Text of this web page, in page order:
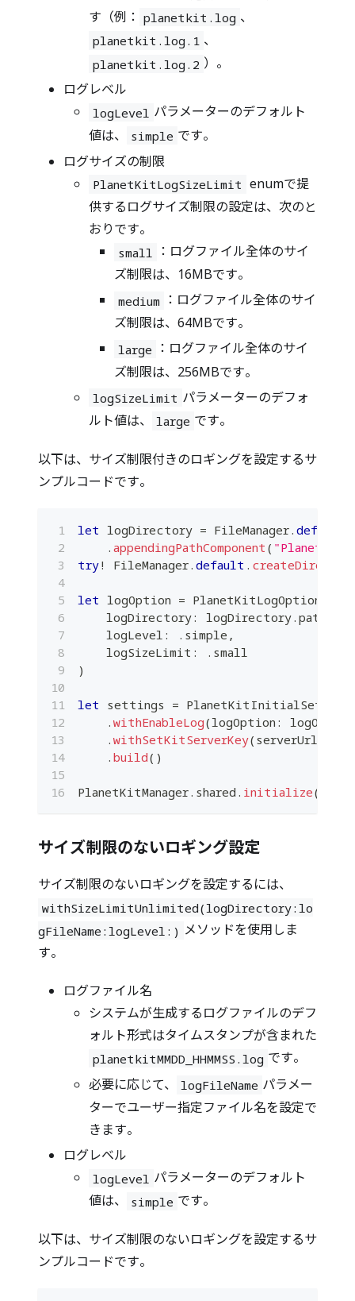
す（例： planetkit.log 、
planetkit.log.1 、
planetkit.log.2 ）。
ログレベル
logLevel パラメーターのデフォルト
値は、
simple です。
ログサイズの制限
PlanetKitLogSizeLimit enumで提
供するログサイズ制限の設定は、次のと
おりです。
small
：ログファイル全体のサイ
ズ制限は、16MBです。
medium ：ログファイル全体のサイ
ズ制限は、64MBです。
large ：ログファイル全体のサイ
ズ制限は、256MBです。
logSizeLimit パラメーターのデフォ
ルト値は、
large です。
以下は、サイズ制限付きのロギングを設定するサ
ンプルコードです。
let logDirectory = FileManager. default
. appendingPathComponent (
try! FileManager. default .
let logOption = PlanetKitLogOption
    logDirectory
: logDirectory. path
    logLevel
: . simple ,
    logSizeLimit
: . small
)
let settings =
. withEnableLog(logOption : logOption
. withSetKitServerKey( serverUrl
. build( )
PlanetKitManager. shared . initialize(
サイズ制限のないロギング設定
サイズ制限のないロギングを設定するには、
withSizeLimitUnlimited(logDirectory:lo
gFileName:logLevel:) メソッドを使用しま
す。
ログファイル名
システムが生成するログファイルのデフ
ォルト形式はタイムスタンプが含まれた
planetkitMMDD_HHMMSS.log です。
必要に応じて、
logFileName パラメー
ターでユーザー指定ファイル名を設定で
きます。
ログレベル
logLevel パラメーターのデフォルト
値は、
simple です。
以下は、サイズ制限のないロギングを設定するサ
ンプルコードです。